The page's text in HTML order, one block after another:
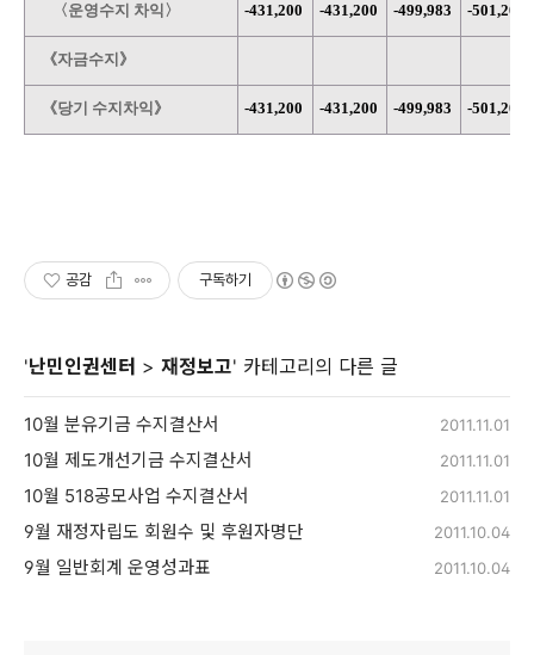
〈운영수지 차익〉 -431,200 -431,200 -499,983 -501,200
《자금수지》
《당기 수지차익》 -431,200 -431,200 -499,983 -501,200
공감 구독하기
'난민인권센터 > 재정보고' 카테고리의 다른 글
10월 분유기금 수지결산서 2011.11.01
10월 제도개선기금 수지결산서 2011.11.01
10월 518공모사업 수지결산서 2011.11.01
9월 재정자립도 회원수 및 후원자명단 2011.10.04
9월 일반회계 운영성과표 2011.10.04